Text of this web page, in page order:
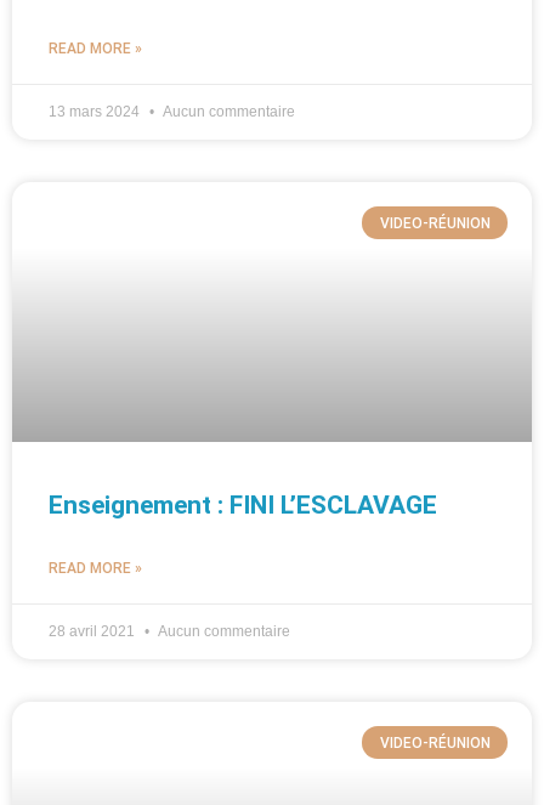
READ MORE »
13 mars 2024 Aucun commentaire
VIDEO-RÉUNION
Enseignement : FINI L’ESCLAVAGE
READ MORE »
28 avril 2021 Aucun commentaire
VIDEO-RÉUNION